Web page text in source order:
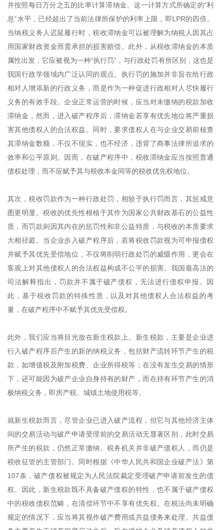
并按照每日万分之五的比率计算滞纳金。这一计算方式所确定的“利
息”水平，已经超出了当前法律所保护的利率上限，即LPR的四倍。
当纳税义务人迟延履行时，税收滞纳金可以被理解为纳税人因其占
用国家财政资金而需承担的损害赔偿。此外，从税收滞纳金的本质
属性出发，它应被视为一种“执行罚”，与行政处罚有所区别，这也是
我国行政学领域内广泛认同的观点。执行罚的施加并非旨在给行政
相对人增添新的行政义务，而是作为一种促进行政相对人尽快履行
义务的有效手段。企业正常运营的时候，应当对未缴纳的税款加收
滞纳金，然而，进入破产程序后，滞纳金若享有优先地位将严重损
害其他债权人的合法权益。同时，要求债权人在与企业交易前核查
其滞纳金数额，不仅不现实，也不经济，违背了商事法律所追求的
效率和公平原则。因而，在破产程序中，税收滞纳金应当按照普通
债权处理，而不应赋予其与税收本金同等的税收优先权地位。
其次，税收罚款作为一种行政处罚，相较于执行罚而言，其惩戒意
图更明显。税收的优先性根植于其作为国家公共财政基石的公益性
质，而罚款则因其内在的惩罚性和非公益特质，与税收的本质要求
大相径庭。当企业步入破产程序后，若将税收罚款视为可申报债权
并赋予其优先受偿地位，不仅将削弱行政处罚的威慑作用，更会在
客观上对其他债权人的合法权益构成不公平的损害。我国最高法的
司法解释指出，罚款并不属于破产债权，无法进行债权申报。因
此，基于税收罚款的特殊性质，以及对其他债权人合法权益的考
量，在破产程序中不赋予其优先受偿权。
此外，我们应当将目光放在新生税款上。新生税款，主要是企业进
行入破产程序后产生的新的纳税义务，包括财产流转环节产生的税
款，如增值税及附加税费、企业所得税等；在没有发生交易的情形
下，还可能因为破产企业自身持有的财产，而在持有环节产生的消
极纳税义务，即房产税、城镇土地使用税等。
就新生税款而言，尽管企业已进入破产流程，但它与其他经济主体
间的交易活动与破产申请受理前的交易活动无显著区别，此时交易
所产生的税款，仍然正常缴纳。税务机关并非破产债权人，而仍是
税收征管的主管部门。同时根据《中华人民共和国企业破产法》第
107条，破产债权被规定为人民法院裁定受理破产申请前发生的债
权。因此，新生税款既不具备破产债权的特性，也不属于破产债权
中的税收债权范畴，在清偿环节中不享有优先权。在税法尚未明确
规定的情况下，应当将其视作破产费用或共益债务来处理。共益债